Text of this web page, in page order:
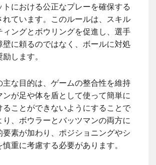
トにおける公正なプレーを確保する
れています。このルールは、スキル
ィングとボウリングを促進し、選手
壁に頼るのではなく、ボールに対処
します。
主な目的は、ゲームの整合性を維持
ンが足や体を盾として使って簡単に
ることができないようにすることで
り、ボウラーとバッツマンの両方に
要素が加わり、ポジショニングやシ
慎重に考慮する必要があります。